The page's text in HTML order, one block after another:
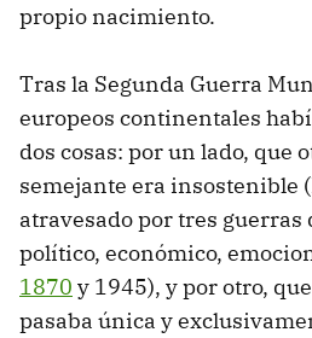
propio nacimiento.
Tras la Segunda Guerra
europeos continentales
dos cosas: por un lado, que
semejante era insostenible
atravesado por tres guerras
político, económico,
1870 y 1945), y por otro,
pasaba única y